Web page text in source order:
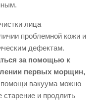
лица
проблемной кожи и
дефектам.
за помощью к
первых морщин,
вакуума можно
старение и продлить